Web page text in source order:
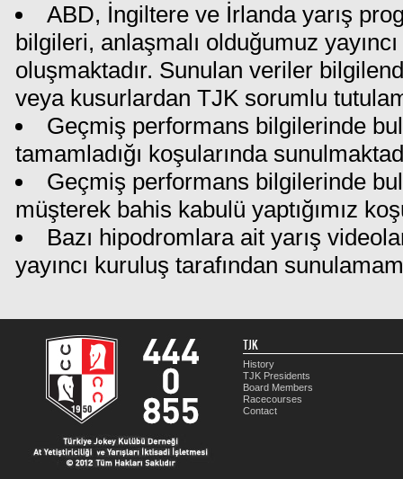
ABD, İngiltere ve İrlanda yarış
bilgileri, anlaşmalı olduğumuz
oluşmaktadır. Sunulan veriler
veya kusurlardan TJK sorumlu
Geçmiş performans bilgilerinde
tamamladığı koşularında
Geçmiş performans bilgilerinde
müşterek bahis kabulü yaptığımız
Bazı hipodromlara ait yarış
yayıncı kuruluş tarafından
TJK
History
TJK Presidents
Board Members
Racecourses
Contact